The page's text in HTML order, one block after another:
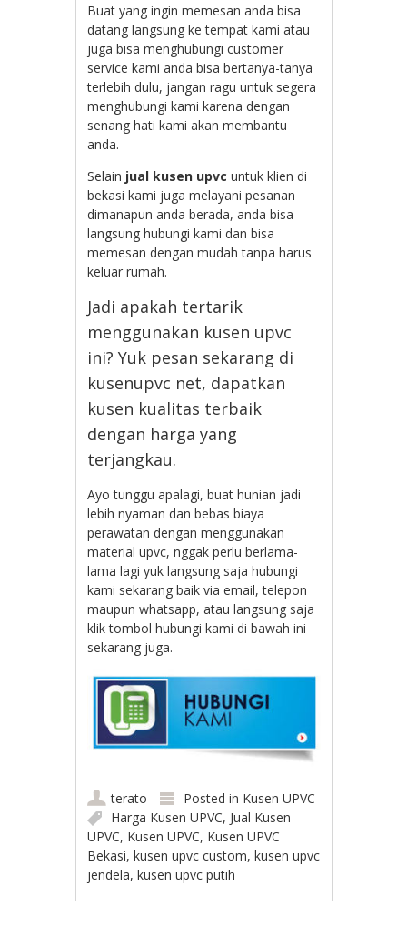
Buat yang ingin memesan anda bisa
datang langsung ke tempat kami atau
juga bisa menghubungi customer
service kami anda bisa bertanya-tanya
terlebih dulu, jangan ragu untuk segera
menghubungi kami karena dengan
senang hati kami akan membantu
anda.
Selain jual kusen upvc untuk klien di
bekasi kami juga melayani pesanan
dimanapun anda berada, anda bisa
langsung hubungi kami dan bisa
memesan dengan mudah tanpa harus
keluar rumah.
Jadi apakah tertarik
menggunakan kusen upvc
ini? Yuk pesan sekarang di
kusenupvc net, dapatkan
kusen kualitas terbaik
dengan harga yang
terjangkau.
Ayo tunggu apalagi, buat hunian jadi
lebih nyaman dan bebas biaya
perawatan dengan menggunakan
material upvc, nggak perlu berlama-
lama lagi yuk langsung saja hubungi
kami sekarang baik via email, telepon
maupun whatsapp, atau langsung saja
klik tombol hubungi kami di bawah ini
sekarang juga.
terato Posted in Kusen UPVC
Harga Kusen UPVC, Jual Kusen
UPVC, Kusen UPVC, Kusen UPVC
Bekasi,kusen upvc custom,kusen upvc
jendela,kusen upvc putih